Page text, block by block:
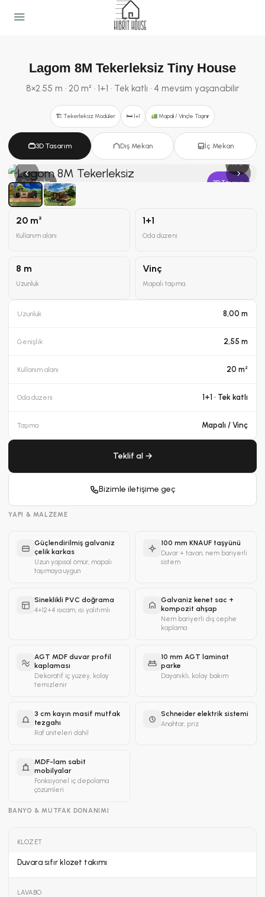
Lagom 8M Tekerleksiz Tiny House
8×2.55 m · 20 m² · 1+1 · Tek katlı · 4 mevsim yaşanabilir
🏗 Tekerleksiz Modüler 🛏 1+1 Mapalı / Vinçle Taşınır
3D Tasarım Dış Mekan İç Mekan
Dış cephe 3D Tasarım
1 / 2
‹ ›
20 m²
Kullanım alanı
1+1
Oda düzeni
8 m
Uzunluk
Vinç
Mapalı taşıma
Uzunluk 8,00 m
Genişlik 2,55 m
Kullanım alanı 20 m²
Oda düzeni 1+1 · Tek katlı
Taşıma Mapalı / Vinç
Teklif al →
Bizimle iletişime geç
YAPI & MALZEME
Güçlendirilmiş galvaniz
çelik karkas
Uzun yapısal ömür, mapalı
taşımaya uygun
100 mm KNAUF taşyünü
Duvar + tavan, nem bariyerli
sistem
Sineklikli PVC doğrama
4+12+4 ısıcam, ısı yalıtımlı
Galvaniz kenet sac +
kompozit ahşap
Nem bariyerli dış cephe
kaplama
AGT MDF duvar profil
kaplaması
Dekoratif iç yüzey, kolay
temizlenir
10 mm AGT laminat
parke
Dayanıklı, kolay bakım
3 cm kayın masif mutfak
tezgahı
Raf üniteleri dahil
Schneider elektrik sistemi
Anahtar, priz
MDF-lam sabit
mobilyalar
Fonksiyonel iç depolama
çözümleri
BANYO & MUTFAK DONANIMI
KLOZET
Duvara sıfır klozet takımı
LAVABO